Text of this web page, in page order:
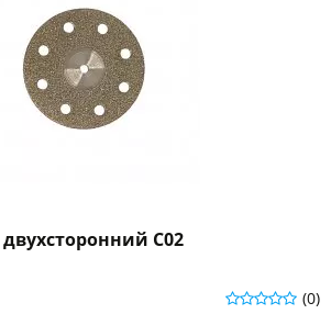
C02
(0)